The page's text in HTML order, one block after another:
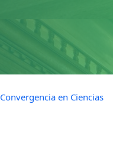
en Ciencias